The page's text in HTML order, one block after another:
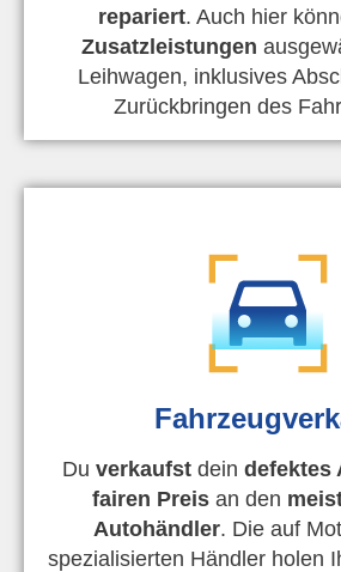
repariert. Auch hier
Zusatzleistungen
Leihwagen, inklusives
Zurückbringen des
Du verkaufstdein defektes
fairen Preisan den
Autohändler. Die auf
spezialisierten Händler holen